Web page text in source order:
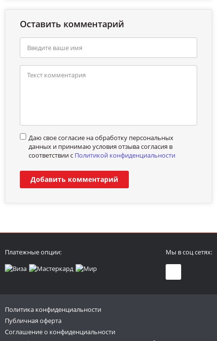
Оставить комментарий
Даю свое согласие на обработку персональных
данных и принимаю условия отзыва согласия в
соответствии с Политикой конфиденциальности
Добавить комментарий
Платежные опции: Мы в соц сетях:
Политика конфиденциальности
Публичная оферта
Соглашение о конфиденциальности